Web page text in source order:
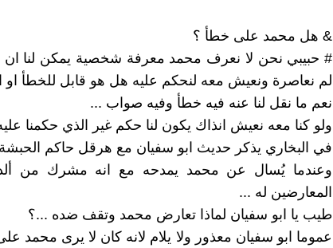
& هل محمد على خطأ ؟
# حبيبي نحن لا نعرف محمد معرفة شخصية يمكن لنا ان
لم نعاصرة ونعيش معه لنحكم عليه هل هو قابل للخطأ
نعم ما نقل لنا عنه فيه خطأ وفيه صواب ...
ولو كنا معه نعيش انذاك يكون لنا حكم غير الذي حكمنا
في البخاري يذكر حديث ابو سفيان مع هرقل حاكم
وعندما يُسال عن محمد يمدحه مع انه مشرك من ألد
المعارضين له ...
طيب يا ابو سفيان لماذا تعارض محمد وتقف ضده ...؟
عموما ابو سفيان معذور ولا يلام لانه كان لا يرى